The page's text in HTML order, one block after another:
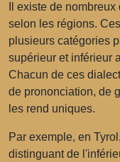
Il existe de
selon les régions.
plusieurs catégories
supérieur et inférieur
Chacun de ces
de prononciation, de
les rend uniques.
Par exemple, en
distinguant de